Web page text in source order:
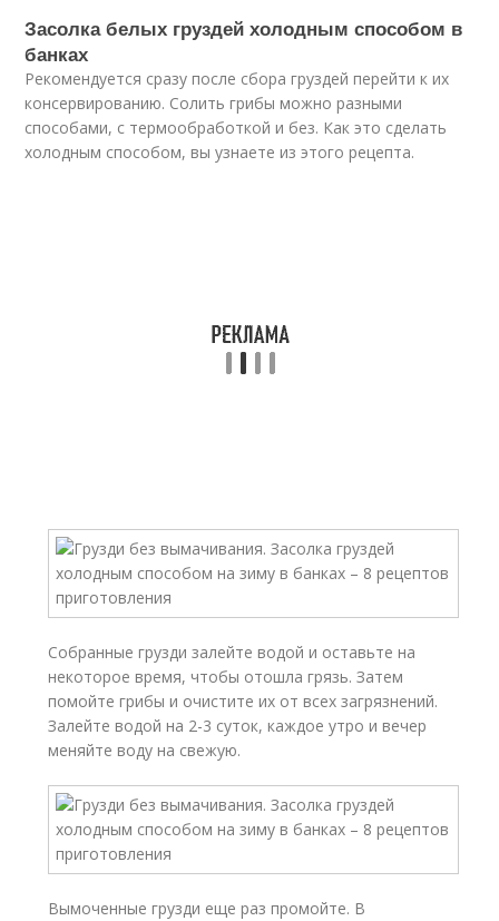
Засолка белых груздей холодным способом в
банках
Рекомендуется сразу после сбора груздей перейти к их
консервированию. Солить грибы можно разными
способами, с термообработкой и без. Как это сделать
холодным способом, вы узнаете из этого рецепта.
Собранные грузди залейте водой и оставьте на
некоторое время, чтобы отошла грязь. Затем
помойте грибы и очистите их от всех загрязнений.
Залейте водой на 2-3 суток, каждое утро и вечер
меняйте воду на свежую.
Вымоченные грузди еще раз промойте. В